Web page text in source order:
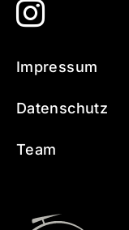
Impressum
Datenschutz
Team